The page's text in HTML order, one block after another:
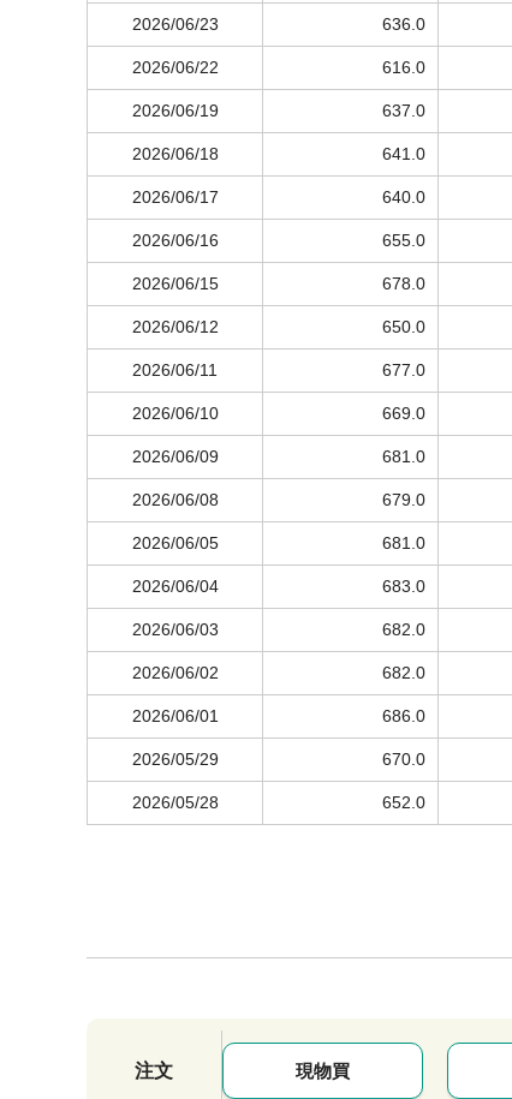
2026/06/23 636.0
2026/06/22 616.0
2026/06/19 637.0
2026/06/18 641.0
2026/06/17 640.0
2026/06/16 655.0
2026/06/15 678.0
2026/06/12 650.0
2026/06/11 677.0
2026/06/10 669.0
2026/06/09 681.0
2026/06/08 679.0
2026/06/05 681.0
2026/06/04 683.0
2026/06/03 682.0
2026/06/02 682.0
2026/06/01 686.0
2026/05/29 670.0
2026/05/28 652.0
注文 現物買